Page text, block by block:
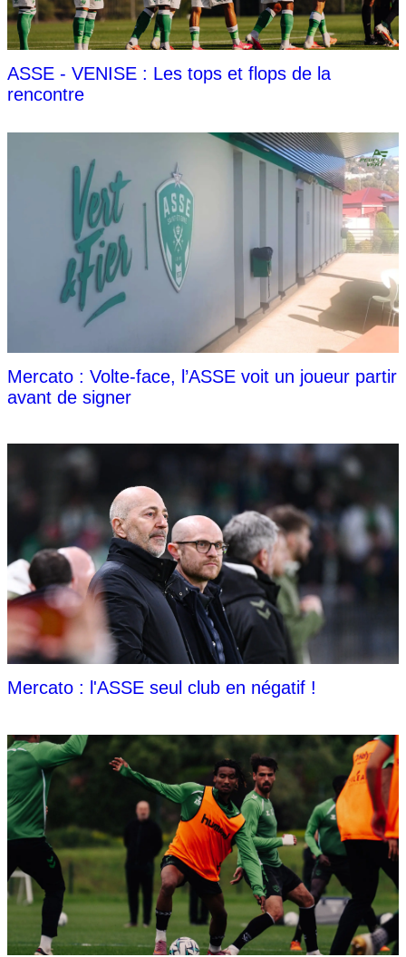
ASSE - VENISE : Les tops et flops de la
rencontre
Mercato : Volte-face, l’ASSE voit un joueur partir
avant de signer
Mercato : l'ASSE seul club en négatif !